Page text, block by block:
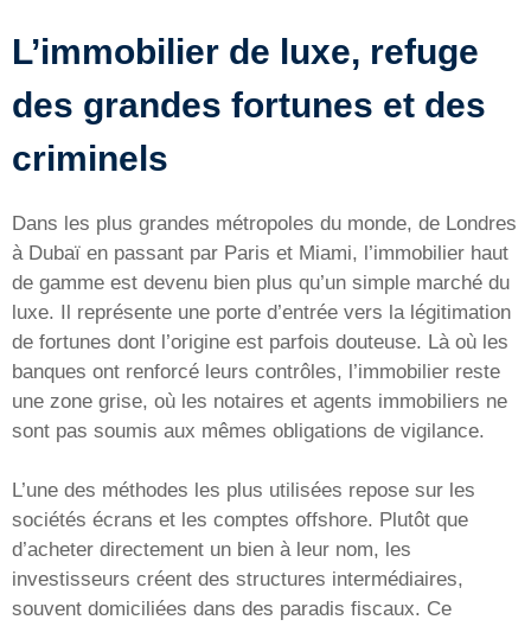
L’immobilier de luxe, refuge
des grandes fortunes et des
criminels
Dans les plus grandes métropoles du monde, de Londres
à Dubaï en passant par Paris et Miami, l’immobilier haut
de gamme est devenu bien plus qu’un simple marché du
luxe. Il représente une porte d’entrée vers la légitimation
de fortunes dont l’origine est parfois douteuse. Là où les
banques ont renforcé leurs contrôles, l’immobilier reste
une zone grise, où les notaires et agents immobiliers ne
sont pas soumis aux mêmes obligations de vigilance.
L’une des méthodes les plus utilisées repose sur les
sociétés écrans et les comptes offshore. Plutôt que
d’acheter directement un bien à leur nom, les
investisseurs créent des structures intermédiaires,
souvent domiciliées dans des paradis fiscaux. Ce